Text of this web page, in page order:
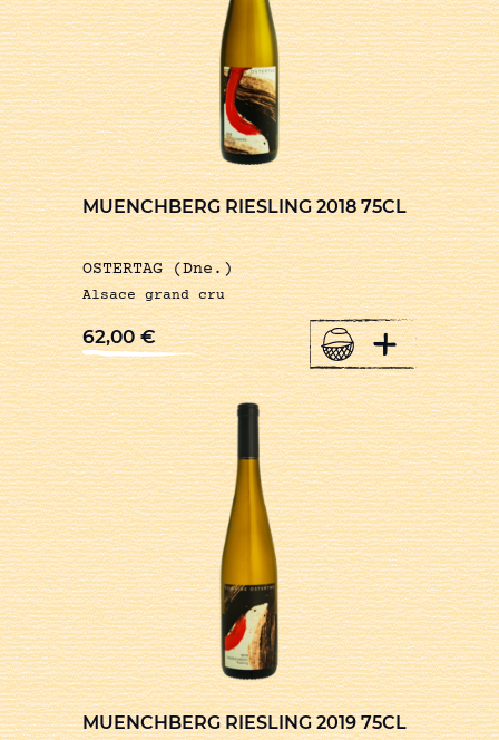
MUENCHBERG RIESLING 2018 75CL
OSTERTAG (Dne.)
Alsace grand cru
62,00€ +
MUENCHBERG RIESLING 2019 75CL